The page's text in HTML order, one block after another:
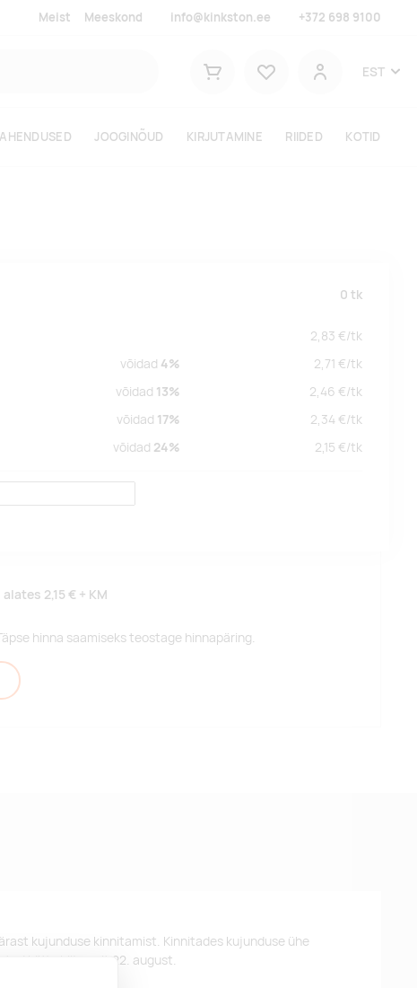
Meist Meeskond info@kinkston.ee +372 698 9100
Ostukorv
Kasutaja
EST
JOOGINÕUD KIRJUTAMINE RIIDED KOTID
0 tk
2,83 €/tk
võidad 4% 2,71 €/tk
võidad 13% 2,46 €/tk
võidad 17% 2,34 €/tk
võidad 24% 2,15 €/tk
alates 2,15 € + KM
hinna saamiseks teostage hinnapäring.
kujunduse kinnitamist. Kinnitades kujunduse ühe
kätte hiljemalt 22. august.